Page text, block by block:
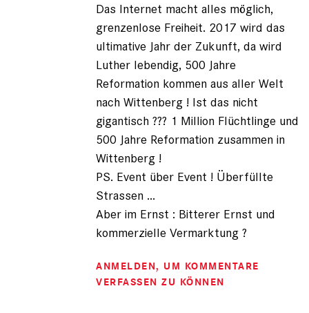
Das Internet macht alles möglich,
grenzenlose Freiheit. 2017 wird das
ultimative Jahr der Zukunft, da wird
Luther lebendig, 500 Jahre
Reformation kommen aus aller Welt
nach Wittenberg ! Ist das nicht
gigantisch ??? 1 Million Flüchtlinge und
500 Jahre Reformation zusammen in
Wittenberg !
PS. Event über Event ! Überfüllte
Strassen ...
Aber im Ernst : Bitterer Ernst und
kommerzielle Vermarktung ?
ANMELDEN, UM KOMMENTARE
VERFASSEN ZU KÖNNEN